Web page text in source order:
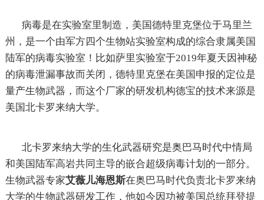
病毒是在实验室里制造，美国德特里克堡位于马里兰
州，是一个由军方四个生物站实验室构成的综合隶属美国
陆军的病毒实验室！比如萨里实验室于2019年夏天因神秘
的病毒泄漏事故而关闭，德特里克堡在美国申报的定位是
量产生物武器，而这个厂家的研发机构德宝的技术来源是
美国北卡罗来纳大学。
北卡罗来纳大学的生化武器研究是奥巴马时代中情局
和美国陆军高岩共同主导的嵌合超级病毒计划的一部分。
生物武器专家艾薇儿海恩斯在奥巴马时代负责北卡罗来纳
大学的生物武器研发工作，他如今因功被美国总统拜登提